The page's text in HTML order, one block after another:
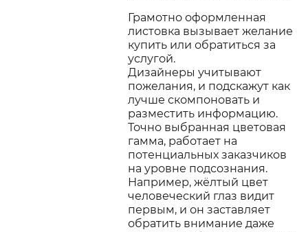
Грамотно оформленная
листовка вызывает желание
купить или обратиться за
услугой.
Дизайнеры учитывают
пожелания, и подскажут как
лучше скомпоновать и
разместить информацию.
Точно выбранная цветовая
гамма, работает на
потенциальных заказчиков
на уровне подсознания.
Например, жёлтый цвет
человеческий глаз видит
первым, и он заставляет
обратить внимание даже